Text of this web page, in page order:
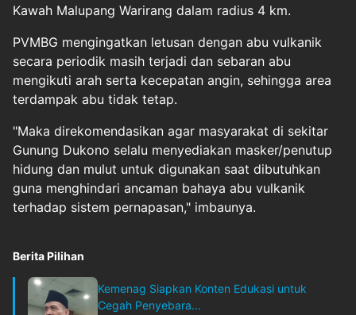
Kawah Malupang Warirang dalam radius 4 km.
PVMBG mengingatkan letusan dengan abu vulkanik
secara periodik masih terjadi dan sebaran abu
mengikuti arah serta kecepatan angin, sehingga area
terdampak abu tidak tetap.
"Maka direkomendasikan agar masyarakat di sekitar
Gunung Dukono selalu menyediakan masker/penutup
hidung dan mulut untuk digunakan saat dibutuhkan
guna menghindari ancaman bahaya abu vulkanik
terhadap sistem pernapasan," imbaunya.
Berita Pilihan
Kemenag Siapkan Konten Edukasi untuk
Cegah Penyebara...